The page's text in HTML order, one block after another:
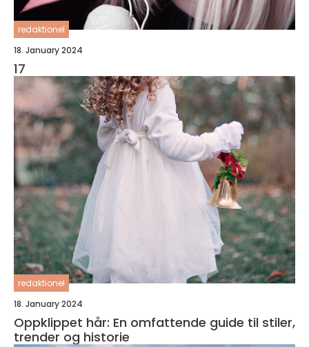
redaktionel
18. January 2024
17
redaktionel
18. January 2024
Oppklippet hår: En omfattende guide til stiler,
trender og historie